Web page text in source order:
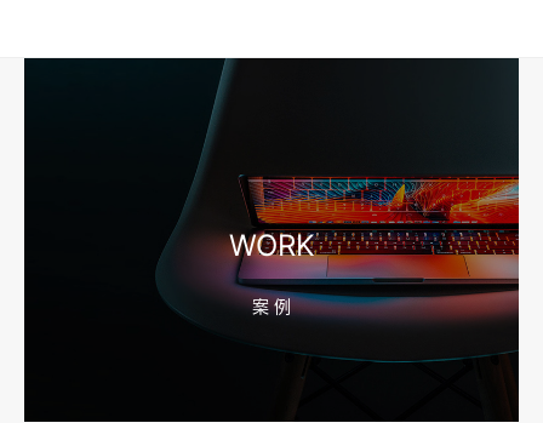
宁波高端网站建设公司推荐，移动端验收别放到最后
宁波网站建设报价怎么看？合同、源码和后台要先写清
WORK
案 例